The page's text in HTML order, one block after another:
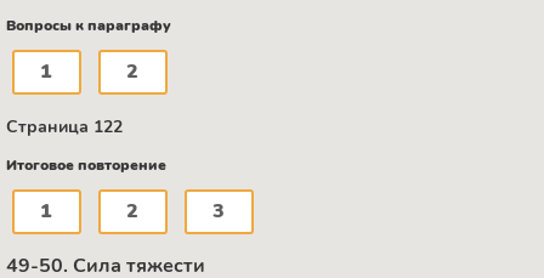
Вопросы к параграфу
1 2
Страница 122
Итоговое повторение
1 2 3
49-50. Сила тяжести